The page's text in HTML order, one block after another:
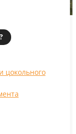
цокольного